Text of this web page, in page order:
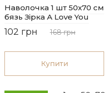
Наволочка 1 шт 50x70 см
бязь Зірка А Love You
102 грн 168 грн
Купити